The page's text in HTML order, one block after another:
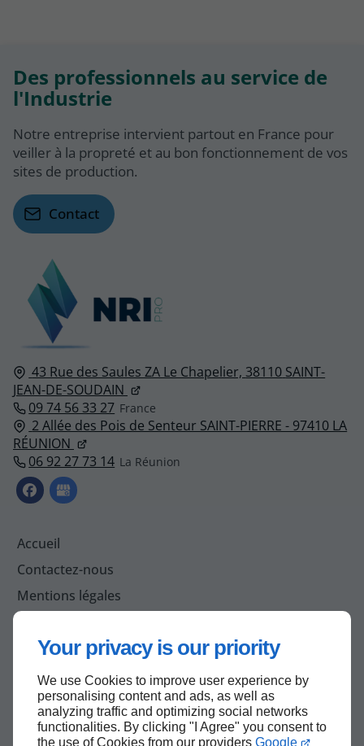
Your privacy is our priority
We use Cookies to improve user experience by
personalising content and ads, as well as
analyzing traffic and optimizing social networks
functionalities. By clicking "I Agree" you consent to
the use of Cookies from our providers Google
43 Rue des Saules ZA Le Chapelier, 38110 SAINT-
JEAN-DE-SOUDAIN
09 74 56 33 27
2 Allée des Pois de Senteur SAINT-PIERRE - 97410 LA
RÉUNION
06 92 27 73 14
Accueil
Contactez-nous
Mentions légales
Des professionnels au service de
l'Industrie
Notre entreprise intervient partout en France pour
veiller à la propreté et au bon fonctionnement de vos
sites de production.
Contact
Haut de page